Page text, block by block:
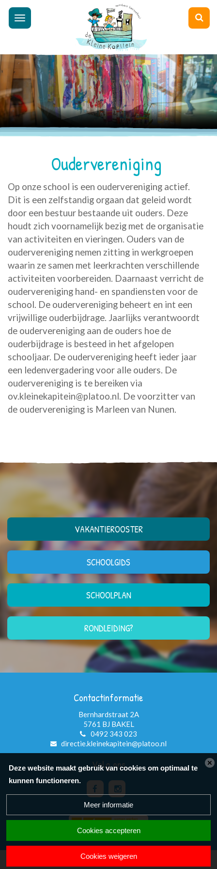
Toggle
Oudervereniging
Op onze school is een oudervereniging actief.
Dit is een zelfstandig orgaan dat geleid wordt
door een bestuur bestaande uit ouders. Deze
houdt zich voornamelijk bezig met de organisatie
van activiteiten en vieringen. Ouders van de
oudervereniging nemen zitting in werkgroepen
waarin ze samen met leerkrachten verschillende
activiteiten voorbereiden. Daarnaast verricht de
oudervereniging hand- en spandiensten voor de
school. De oudervereniging beheert en int een
vrijwillige ouderbijdrage. Jaarlijks verantwoordt
de oudervereniging aan de ouders hoe de
ouderbijdrage is besteed in het afgelopen
schooljaar. De oudervereniging heeft ieder jaar
een ledenvergadering voor alle ouders. De
oudervereniging is te bereiken via
ov.kleinekapitein@platoo.nl. De voorzitter van
de oudervereniging is Marleen van Nunen.
VAKANTIEROOSTER
SCHOOLGIDS
SCHOOLPLAN
RONDLEIDING?
Contactinformatie
Bernhardstraat 2A
5761 BJ BAKEL
0492 343 023
directie.kleinekapitein@platoo.nl
Volg ons
Powered by BasisOnline
Deze website maakt gebruik van cookies om optimaal te
kunnen functioneren.
Meer informatie
Cookies accepteren
Cookies weigeren